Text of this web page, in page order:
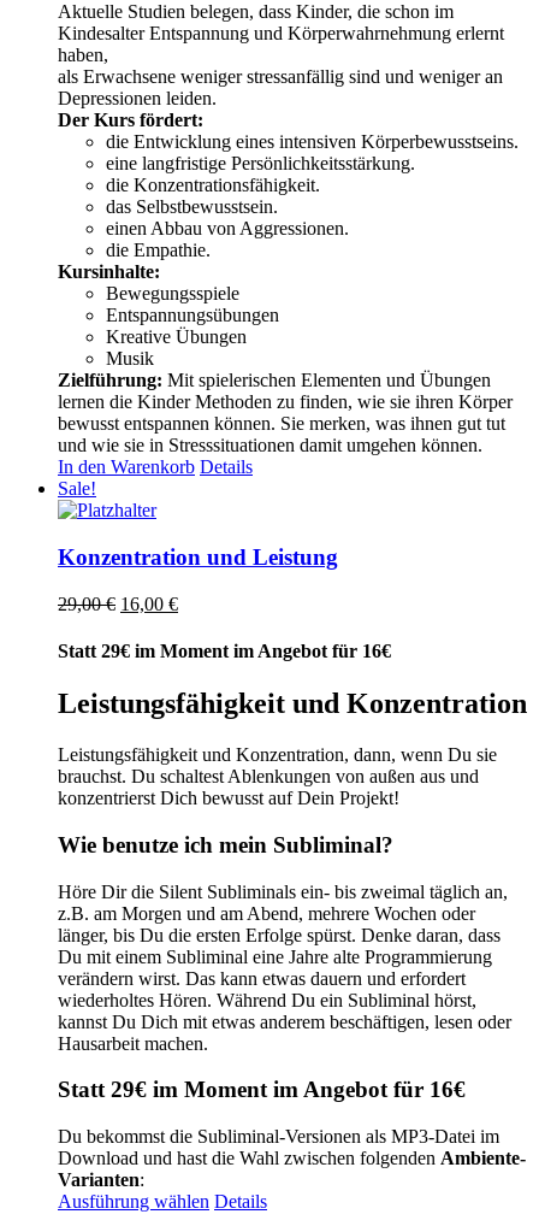
Aktuelle Studien belegen, dass Kinder, die schon im
Kindesalter Entspannung und Körperwahrnehmung erlernt
haben,
als Erwachsene weniger stressanfällig sind und weniger an
Depressionen leiden.
Der Kurs fördert:
die Entwicklung eines intensiven Körperbewusstseins.
eine langfristige Persönlichkeitsstärkung.
die Konzentrationsfähigkeit.
das Selbstbewusstsein.
einen Abbau von Aggressionen.
die Empathie.
Kursinhalte:
Bewegungsspiele
Entspannungsübungen
Kreative Übungen
Musik
Zielführung: Mit spielerischen Elementen und Übungen
lernen die Kinder Methoden zu finden, wie sie ihren Körper
bewusst entspannen können. Sie merken, was ihnen gut tut
und wie sie in Stresssituationen damit umgehen können.
In den Warenkorb Details
Sale!
Konzentration und Leistung
29,00€ Ursprünglicher
war:
16,00 €Aktueller
ist:
Statt 29€ im Moment im Angebot für 16€
Leistungsfähigkeit und Konzentration
Leistungsfähigkeit und Konzentration, dann, wenn Du sie
brauchst. Du schaltest Ablenkungen von außen aus und
konzentrierst Dich bewusst auf Dein Projekt!
Wie benutze ich mein Subliminal?
Höre Dir die Silent Subliminals ein- bis zweimal täglich an,
z.B. am Morgen und am Abend, mehrere Wochen oder
länger, bis Du die ersten Erfolge spürst. Denke daran, dass
Du mit einem Subliminal eine Jahre alte Programmierung
verändern wirst. Das kann etwas dauern und erfordert
wiederholtes Hören. Während Du ein Subliminal hörst,
kannst Du Dich mit etwas anderem beschäftigen, lesen oder
Hausarbeit machen.
Statt 29€ im Moment im Angebot für 16€
Du bekommst die Subliminal-Versionen als MP3-Datei im
Download und hast die Wahl zwischen folgenden Ambiente-
Varianten:
Ausführung wählen Dieses
Details